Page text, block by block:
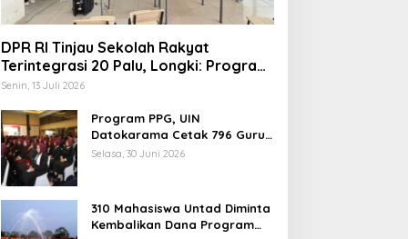
Hanief Ghafur: Ketua
PBNU Harus
Ahwa
DPR RI Tinjau Sekolah Rakyat
Terintegrasi 20 Palu, Longki: Program
Prabowo Angkat Martabat Anak
Senin, 13 Juli 2026
Program PPG, UIN
Datokarama Cetak 796 Guru
Profesional
Selasa, 30 Juni 2026
310 Mahasiswa Untad Diminta
Kembalikan Dana Program